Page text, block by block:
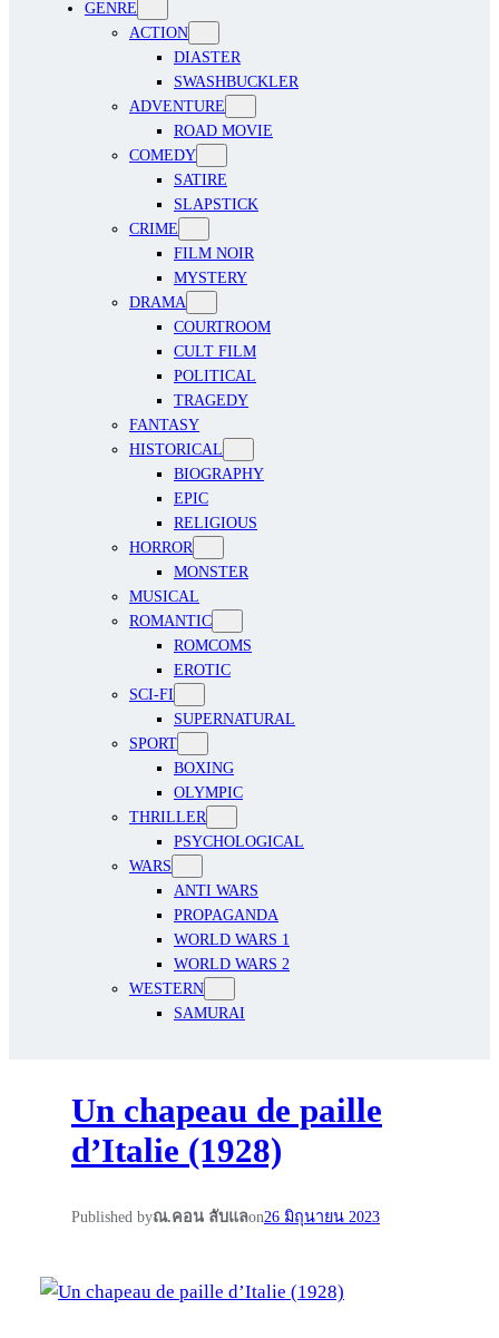
GENRE
ACTION
DIASTER
SWASHBUCKLER
ADVENTURE
ROAD MOVIE
COMEDY
SATIRE
SLAPSTICK
CRIME
FILM NOIR
MYSTERY
DRAMA
COURTROOM
CULT FILM
POLITICAL
TRAGEDY
FANTASY
HISTORICAL
BIOGRAPHY
EPIC
RELIGIOUS
HORROR
MONSTER
MUSICAL
ROMANTIC
ROMCOMS
EROTIC
SCI-FI
SUPERNATURAL
SPORT
BOXING
OLYMPIC
THRILLER
PSYCHOLOGICAL
WARS
ANTI WARS
PROPAGANDA
WORLD WARS 1
WORLD WARS 2
WESTERN
SAMURAI
Un chapeau de paille
d’Italie (1928)
Published byณ.คอน ลับแลon26 มิถุนายน 2023